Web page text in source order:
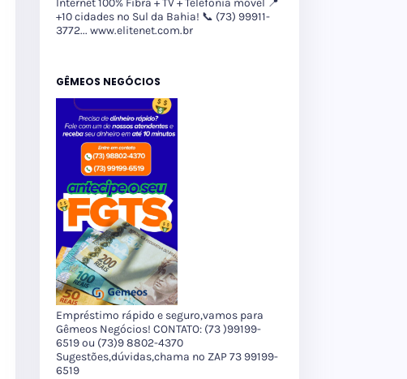
Internet 100% Fibra + TV + Telefonia móvel 📍
+10 cidades no Sul da Bahia! 📞 (73) 99911-
3772... www.elitenet.com.br
GÊMEOS NEGÓCIOS
Empréstimo rápido e seguro,vamos para
Gêmeos Negócios! CONTATO: (73 )99199-
6519 ou (73)9 8802-4370
Sugestões,dúvidas,chama no ZAP 73 99199-
6519